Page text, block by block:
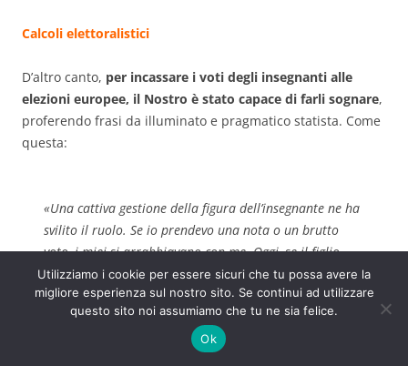
Calcoli elettoralistici
D’altro canto, per incassare i voti degli insegnanti alle
elezioni europee, il Nostro è stato capace di farli sognare,
proferendo frasi da illuminato e pragmatico statista. Come
questa:
«Una cattiva gestione della figura dell’insegnante ne ha
svilito il ruolo. Se io prendevo una nota o un brutto
voto, i miei si arrabbiavano con me. Oggi, se il figlio
prende una nota, ci si arrabbia con la prof che non ha
capito. È inaccettabile.Tornare a restituire
importanza sociale, dignità, prestigio alla figura
dell’insegnante è la prima grande riforma del mondo
Utilizziamo i cookie per essere sicuri che tu possa avere la
migliore esperienza sul nostro sito. Se continui ad utilizzare
questo sito noi assumiamo che tu ne sia felice.
Ok